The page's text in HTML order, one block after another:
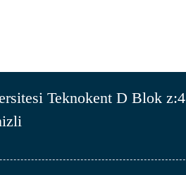
Teknokent D Blok z:4